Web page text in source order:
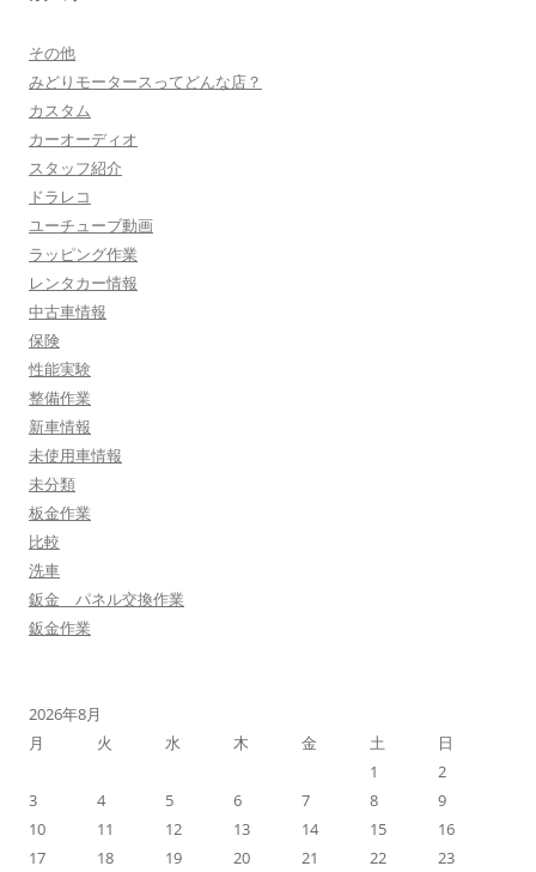
その他
みどりモータースってどんな店？
カスタム
カーオーディオ
スタッフ紹介
ドラレコ
ユーチューブ動画
ラッピング作業
レンタカー情報
中古車情報
保険
性能実験
整備作業
新車情報
未使用車情報
未分類
板金作業
比較
洗車
鈑金 パネル交換作業
鈑金作業
2026年8月
月
火 水 木 金 土
日
1
2
3
4 5 6 7 8
9
10
11 12 13 14 15
16
17
18 19 20 21 22
23